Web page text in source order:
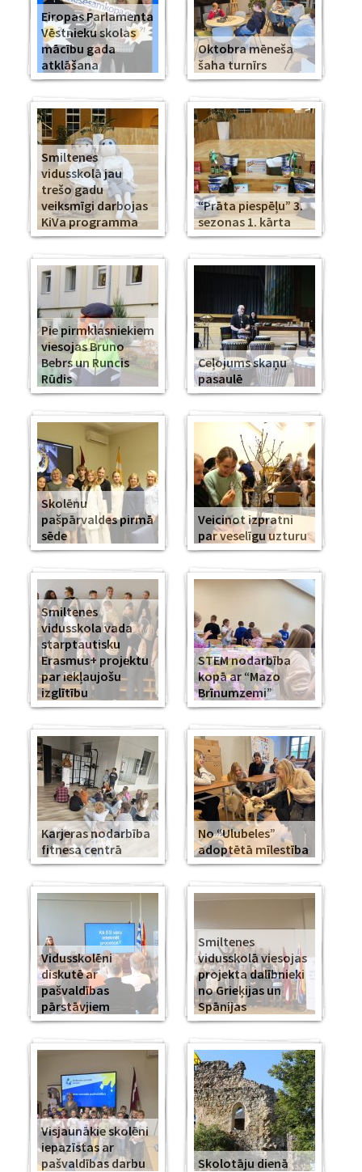
Eiropas Parlamenta
Vēstnieku skolas
mācību gada
atklāšana
Oktobra mēneša
šaha turnīrs
Smiltenes
vidusskolā jau
trešo gadu
veiksmīgi darbojas
KiVa programma
“Prāta piespēļu” 3.
sezonas 1. kārta
Pie pirmklasniekiem
viesojas Bruno
Bebrs un Runcis
Rūdis
Ceļojums skaņu
pasaulē
Skolēnu
pašpārvaldes pirmā
sēde
Veicinot izpratni
par veselīgu uzturu
Smiltenes
vidusskola vada
starptautisku
Erasmus+ projektu
par iekļaujošu
izglītību
STEM nodarbība
kopā ar “Mazo
Brīnumzemi”
Karjeras nodarbība
fitnesa centrā
No “Ulubeles”
adoptētā mīlestība
Vidusskolēni
diskutē ar
pašvaldības
pārstāvjiem
Smiltenes
vidusskolā viesojas
projekta dalībnieki
no Grieķijas un
Spānijas
Visjaunākie skolēni
iepazīstas ar
pašvaldības darbu
Skolotāju dienā